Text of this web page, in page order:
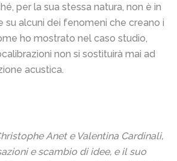
per la sua stessa natura, non è in
su alcuni dei fenomeni che creano i
ho mostrato nel caso studio,
non si sostituirà mai ad
acustica.
Anet e Valentina Cardinali,
e scambio di idee, e il suo